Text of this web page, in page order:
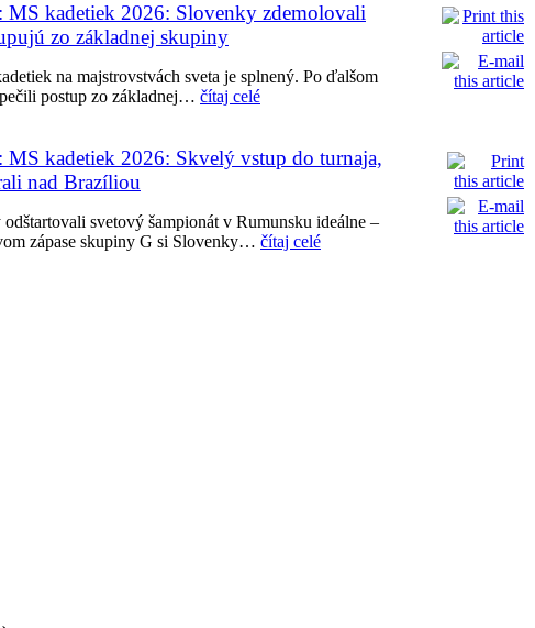
MS kadetiek 2026: Slovenky zdemolovali
zo základnej skupiny
na majstrovstvách sveta je splnený. Po ďalšom
postup zo základnej… čítaj celé
MS kadetiek 2026: Skvelý vstup do turnaja,
nad Brazíliou
svetový šampionát v Rumunsku ideálne –
zápase skupiny G si Slovenky… čítaj celé